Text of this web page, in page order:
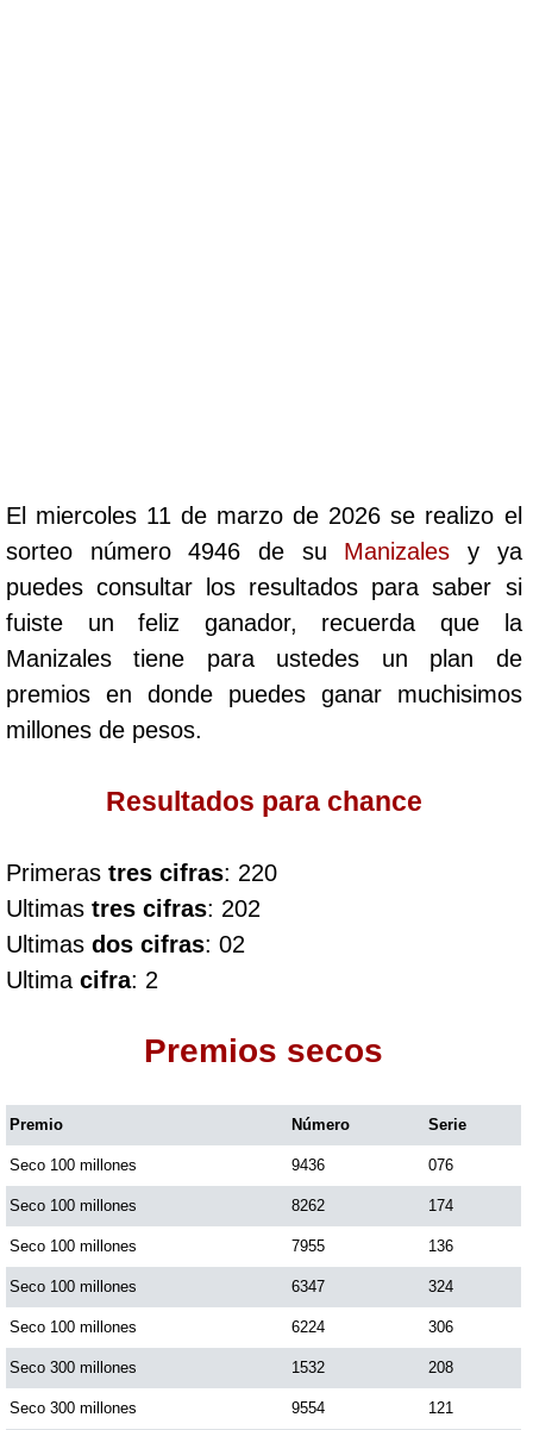
Cafeterito Noche
Caribeña Día
Caribeña Noche
Chontico Día
Chontico Noche
Culona día
Culona noche
Dorado Tarde
Dorado Noche
Fantástica Día
Fantástica Noche
Motilon Tarde
El miercoles 11 de marzo de 2026 se realizo el
sorteo número 4946 de su Manizales y ya
puedes consultar los resultados para saber si
fuiste un feliz ganador, recuerda que la
Manizales tiene para ustedes un plan de
premios en donde puedes ganar muchisimos
millones de pesos.
Resultados para chance
Primeras tres cifras: 220
Ultimas tres cifras: 202
Ultimas dos cifras: 02
Ultima cifra: 2
Premios secos
Premio Número Serie
Seco 100 millones 9436 076
Seco 100 millones 8262 174
Seco 100 millones 7955 136
Seco 100 millones 6347 324
Seco 100 millones 6224 306
Seco 300 millones 1532 208
Seco 300 millones 9554 121